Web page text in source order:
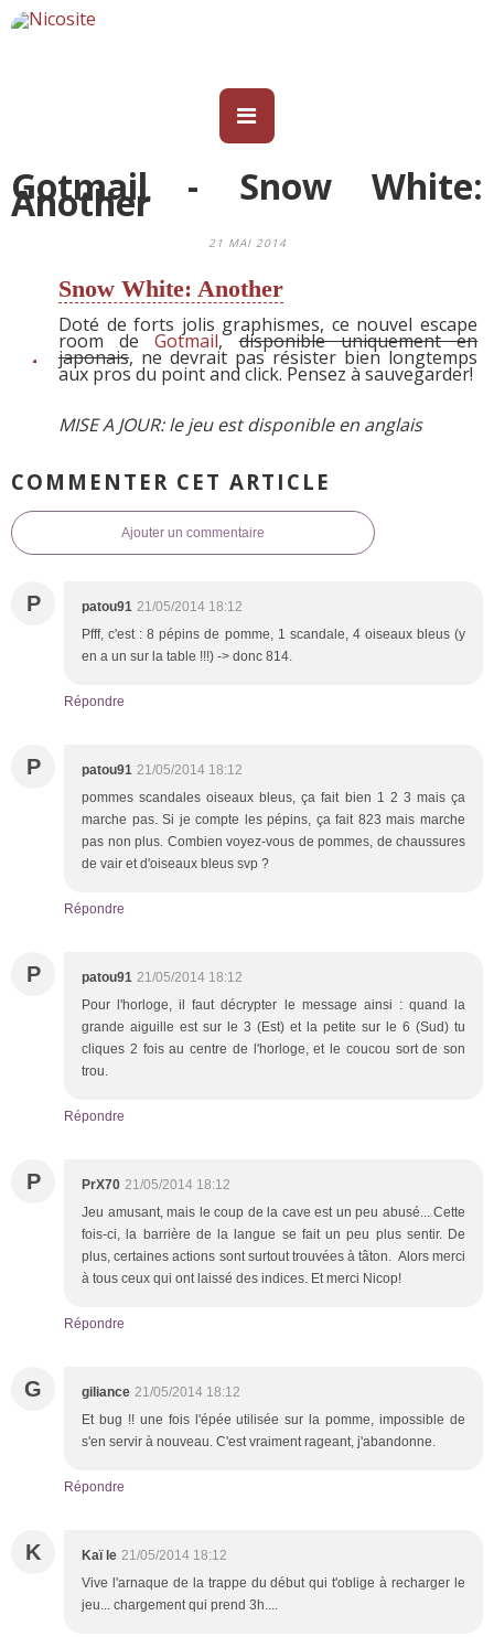
Gotmail - Snow White:
Another
21 MAI 2014
Snow White: Another
Doté de forts jolis graphismes, ce nouvel escape
room deGotmail,disponible uniquement en
japonais, ne devrait pas résister bien longtemps
aux pros du point and click. Pensez à sauvegarder!
MISE A JOUR: le jeu est disponible en anglais
COMMENTER CET ARTICLE
Ajouter un commentaire
P patou91 21/05/2014 18:12
Pfff, c'est : 8 pépins de pomme, 1 scandale, 4 oiseaux bleus (y
en a un sur la table !!!) -> donc 814.
Répondre
P patou91 21/05/2014 18:12
pommes scandales oiseaux bleus, ça fait bien 1 2 3 mais ça
marche pas. Si je compte les pépins, ça fait 823 mais marche
pas non plus. Combien voyez-vous de pommes, de chaussures
de vair et d'oiseaux bleus svp ?
Répondre
P patou91 21/05/2014 18:12
Pour l'horloge, il faut décrypter le message ainsi : quand la
grande aiguille est sur le 3 (Est) et la petite sur le 6 (Sud) tu
cliques 2 fois au centre de l'horloge, et le coucou sort de son
trou.
Répondre
P PrX70 21/05/2014 18:12
Jeu amusant, mais le coup de la cave est un peu abusé... Cette
fois-ci, la barrière de la langue se fait un peu plus sentir. De
plus, certaines actions sont surtout trouvées à tâton. Alors merci
à tous ceux qui ont laissé des indices. Et merci Nicop!
Répondre
G giliance 21/05/2014 18:12
Et bug !! une fois l'épée utilisée sur la pomme, impossible de
s'en servir à nouveau. C'est vraiment rageant, j'abandonne.
Répondre
K Kaï le 21/05/2014 18:12
Vive l'arnaque de la trappe du début qui t'oblige à recharger le
jeu... chargement qui prend 3h....